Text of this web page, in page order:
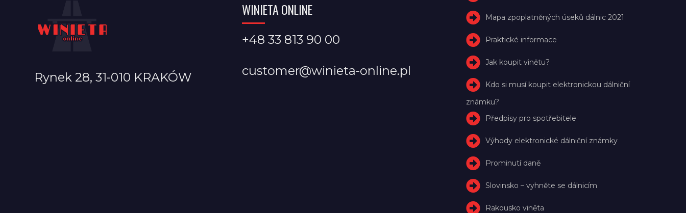
Rynek 28, 31-010 KRAKÓW
WINIETA ONLINE
+48 33 813 90 00
customer@winieta-online.pl
Mapa zpoplatněných úseků dálnic 2021
Praktické informace
Jak koupit vinětu?
Kdo si musí koupit elektronickou dálniční
známku?
Předpisy pro spotřebitele
Výhody elektronické dálniční známky
Prominutí daně
Slovinsko – vyhněte se dálnicím
Rakousko viněta